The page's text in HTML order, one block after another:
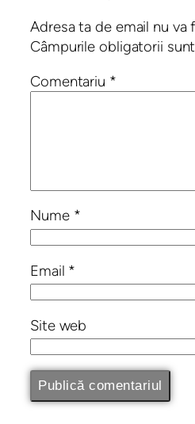
Adresa ta de email nu va
Câmpurile obligatorii
Comentariu *
Nume *
Email *
Site web